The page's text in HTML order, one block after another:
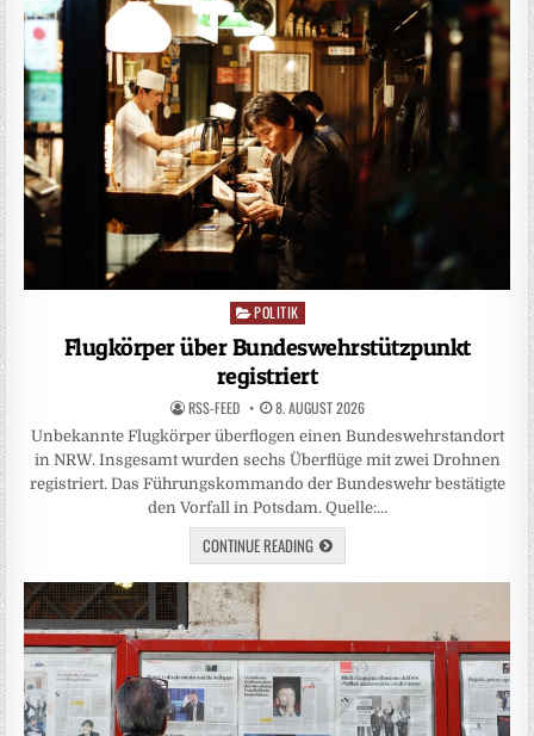
Posted
in
POLITIK
Flugkörper über Bundeswehrstützpunkt
registriert
RSS-FEED 8. AUGUST 2026
Unbekannte Flugkörper überflogen einen Bundeswehrstandort
in NRW. Insgesamt wurden sechs Überflüge mit zwei Drohnen
registriert. Das Führungskommando der Bundeswehr bestätigte
den Vorfall in Potsdam. Quelle:…
CONTINUE READING